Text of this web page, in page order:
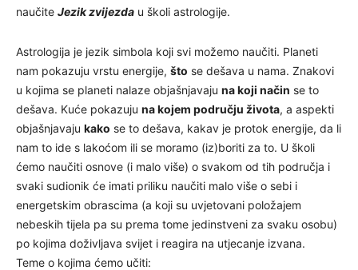
naučite Jezik zvijezda u školi astrologije.
Astrologija je jezik simbola koji svi možemo naučiti. Planeti
nam pokazuju vrstu energije, što se dešava u nama. Znakovi
u kojima se planeti nalaze objašnjavaju na koji način se to
dešava. Kuće pokazuju na kojem području života, a aspekti
objašnjavaju kako se to dešava, kakav je protok energije, da li
nam to ide s lakoćom ili se moramo (iz)boriti za to. U školi
ćemo naučiti osnove (i malo više) o svakom od tih područja i
svaki sudionik će imati priliku naučiti malo više o sebi i
energetskim obrascima (a koji su uvjetovani položajem
nebeskih tijela pa su prema tome jedinstveni za svaku osobu)
po kojima doživljava svijet i reagira na utjecanje izvana.
Teme o kojima ćemo učiti: